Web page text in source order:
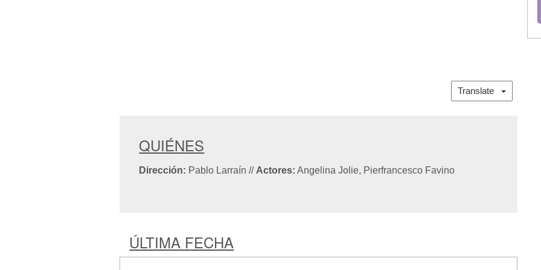
Translate
QUIÉNES
Dirección: Pablo Larraín// Actores: Angelina Jolie, Pierfrancesco Favino
ÚLTIMA FECHA